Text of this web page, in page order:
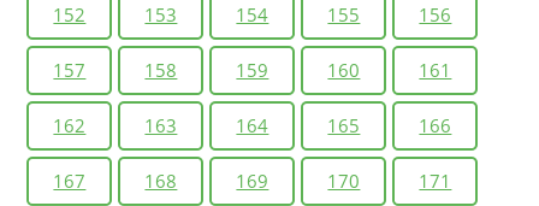
152 153 154 155 156
157 158 159 160 161
162 163 164 165 166
167 168 169 170 171